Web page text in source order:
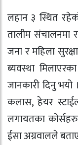
लहान ३ स्थित
तालीम संचालनमा
जना र महिला
ब्यवस्था
जानकारी दिनु
कलास, हेयर
लगायतका
ईसा अग्रवालले